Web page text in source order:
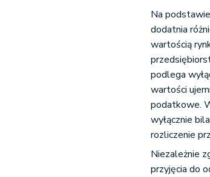
Na
dodatnia
wartością
podlega
wartości
podatkowe.
wyłącznie
rozliczenie
Niezależnie
przyjęcia do